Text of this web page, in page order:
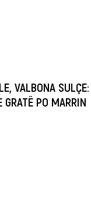
VALBONA SULÇE:
GRATË PO MARRIN